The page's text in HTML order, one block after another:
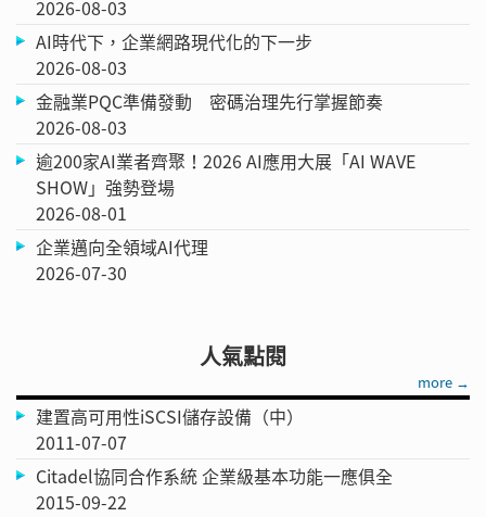
2026-08-03
AI時代下，企業網路現代化的下一步
2026-08-03
金融業PQC準備發動 密碼治理先行掌握節奏
2026-08-03
逾200家AI業者齊聚！2026 AI應用大展「AI WAVE
SHOW」強勢登場
2026-08-01
企業邁向全領域AI代理
2026-07-30
人氣點閱
more →
建置高可用性iSCSI儲存設備（中）
2011-07-07
Citadel協同合作系統 企業級基本功能一應俱全
2015-09-22